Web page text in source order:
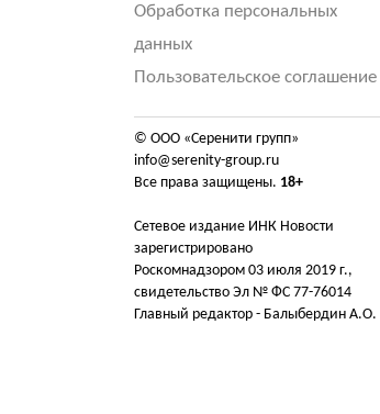
Обработка персональных
данных
Пользовательское соглашение
© ООО «Серенити групп»
info@serenity-group.ru
Все права защищены. 18+
Сетевое издание ИНК Новости
зарегистрировано
Роскомнадзором 03 июля 2019 г.,
свидетельство Эл № ФС 77-76014
Главный редактор - Балыбердин А.О.